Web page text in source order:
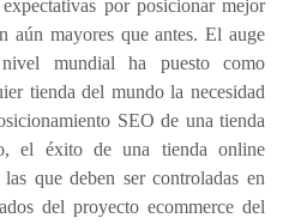
expectativas por posicionar mejor
aún mayores que antes. El auge
mundial ha puesto como
tienda del mundo la necesidad
SEO de una tienda
el éxito de una tienda online
que deben ser controladas en
del proyecto ecommerce del